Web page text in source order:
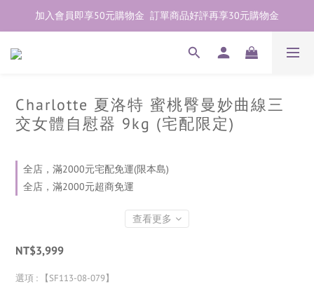
加入會員即享50元購物金  訂單商品好評再享30元購物金
加入會員即享50元購物金  訂單商品好評再享30元購物金
歡迎點右下紫色💬諮詢線上親密顧問
Charlotte 夏洛特 蜜桃臀曼妙曲線三
交女體自慰器 9kg (宅配限定)
全店，滿2000元宅配免運(限本島)
全店，滿2000元超商免運
查看更多
NT$3,999
選項 : 【SF113-08-079】